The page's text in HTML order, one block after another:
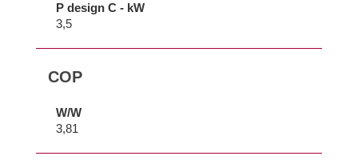
P design C - kW
3,5
COP
W/W
3,81